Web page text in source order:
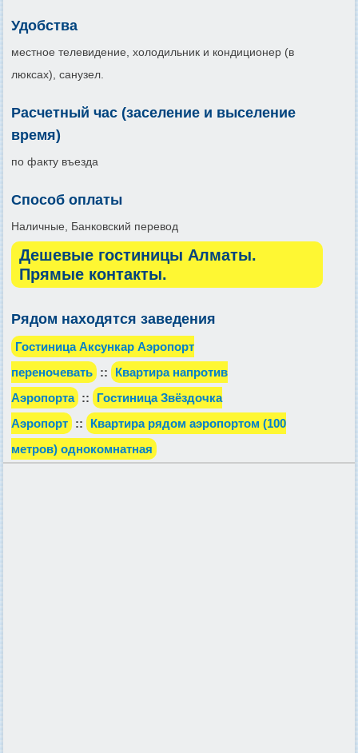
Удобства
местное телевидение, холодильник и кондиционер (в
люксах), санузел.
Расчетный час (заселение и выселение
время)
по факту въезда
Способ оплаты
Наличные, Банковский перевод
Дешевые гостиницы Алматы.
Прямые контакты.
Рядом находятся заведения
Гостиница Аксункар Аэропорт
переночевать ::
Квартира напротив
Аэропорта ::
Гостиница Звёздочка
Аэропорт ::
Квартира рядом аэропортом (100
метров) однокомнатная